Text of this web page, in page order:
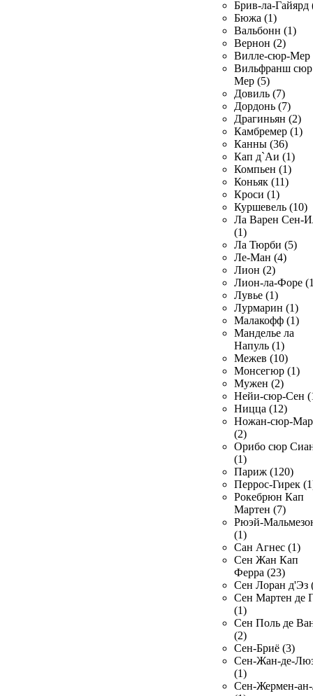
Брив-ла-Гайярд
Бюжа (1)
Вальбонн (1)
Вернон (2)
Вилле-сюр-Мер
Вильфранш сюр
Мер (5)
Довиль (7)
Дордонь (7)
Драгиньян (2)
Камбремер (1)
Канны (36)
Кап д`Аи (1)
Компьен (1)
Коньяк (11)
Кроси (1)
Куршевель (10)
Ла Варен Сен-
(1)
Ла Тюрби (5)
Ле-Ман (4)
Лион (2)
Лион-ла-Форе
Лувье (1)
Лурмарин (1)
Малакофф (1)
Манделье ла
Напуль (1)
Межев (10)
Монсегюр (1)
Мужен (2)
Нейи-сюр-Сен
Ницца (12)
Ножан-сюр-
(2)
Орибо сюр
(1)
Париж (120)
Перрос-Гирек
Рокебрюн Кап
Мартен (7)
Рюэй-
(1)
Сан Агнес (1)
Сен Жан Кап
Ферра (23)
Сен Лоран д'Эз
Сен Мартен де
(1)
Сен Поль де
(2)
Сен-Бриё (3)
Сен-Жан-де-
(1)
Сен-Жермен-